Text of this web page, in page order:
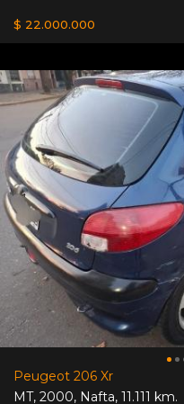
$ 22.000.000
Peugeot 206 Xr
MT, 2000, Nafta, 11.111 km.